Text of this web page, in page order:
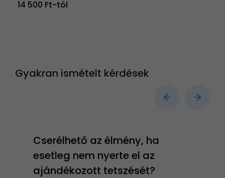
14 500 Ft-tól
Gyakran ismételt kérdések
Cserélhető az élmény, ha
esetleg nem nyerte el az
ajándékozott tetszését?